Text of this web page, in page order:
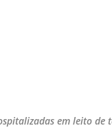
em leito de